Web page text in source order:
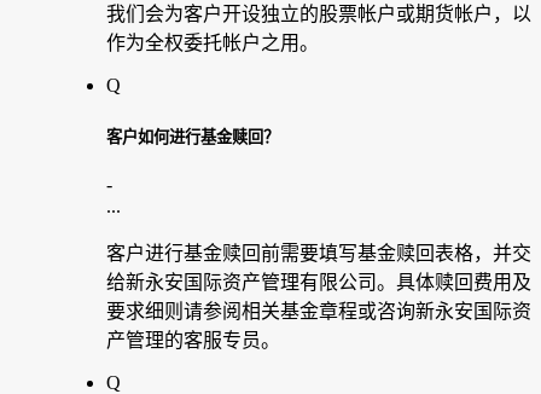
我们会为客户开设独立的股票帐户或期货帐户，以
作为全权委托帐户之用。
Q
客户如何进行基金赎回？
-
...
客户进行基金赎回前需要填写基金赎回表格，并交
给新永安国际资产管理有限公司。具体赎回费用及
要求细则请参阅相关基金章程或咨询新永安国际资
产管理的客服专员。
Q